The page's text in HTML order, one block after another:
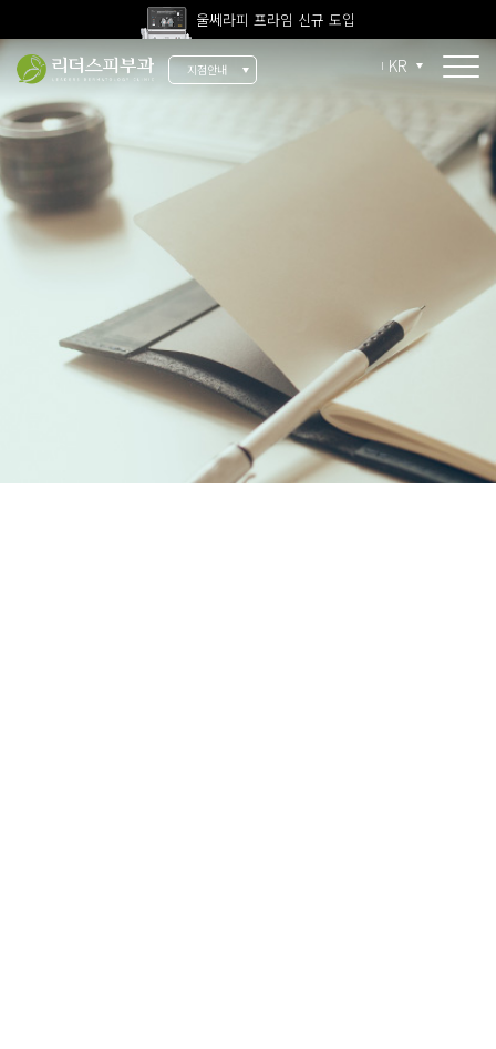
울쎄라피 프라임 신규 도입
고압산소치료 신규 도입
울쎄라피 프라임 신규 도입
지점안내 KR
치료 장비
인재 채용